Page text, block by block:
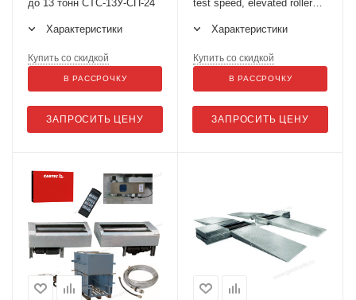
до 13 тонн СТС-13У-СП-24
Характеристики
ЗАПРОСИТЬ ЦЕНУ
Купить со скидкой
В РАССРОЧКУ
test speed, elevated rollers
Характеристики
ЗАПРОСИТЬ ЦЕНУ
Купить со скидкой
В РАССРОЧКУ